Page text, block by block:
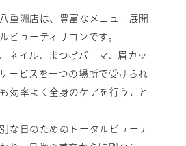
重洲店は、豊富なメニュー展開
ビューティサロンです。
ネイル、まつげパーマ、眉カッ
ービスを一つの場所で受けられ
効率よく全身のケアを行うこと
な日のためのトータルビューテ